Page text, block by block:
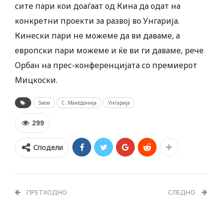
сите пари кои доаѓаат од Кина да одат на
конкретни проекти за развој во Унгарија.
Кинески пари не можеме да ви даваме, а
европски пари можеме и ќе ви ги даваме, рече
Орбан на прес-конференцијата со премиерот
Мицкоски.
Заем С. Македонија Унгарија
299
Сподели
ПРЕТХОДНО СЛЕДНО